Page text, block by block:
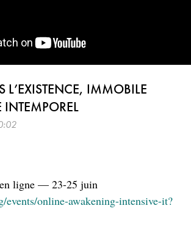
L’EXISTENCE, IMMOBILE
INTEMPOREL
ligne — 23-25 juin
events/online-awakening-intensive-it?